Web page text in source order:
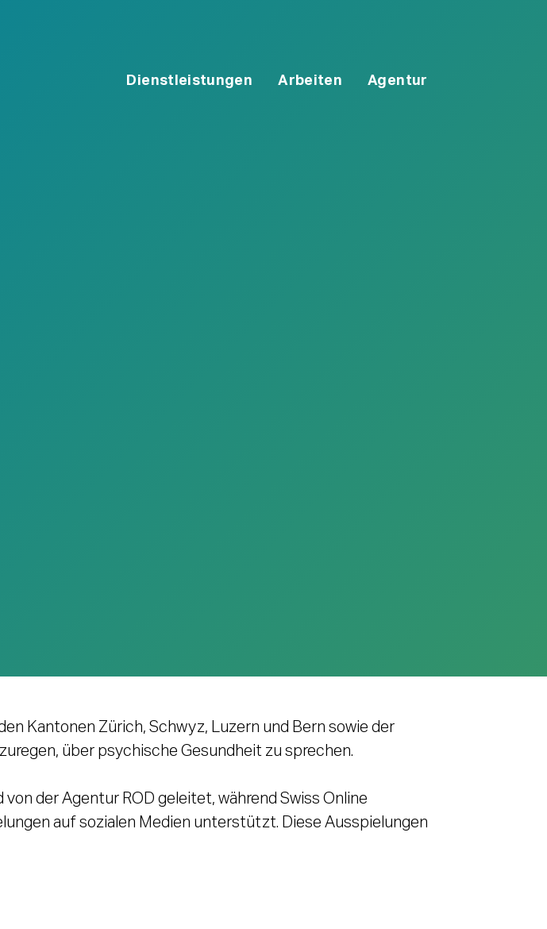
Dienstleistungen Arbeiten Agentur
Kantonen Zürich, Schwyz, Luzern und Bern sowie der
über psychische Gesundheit zu sprechen.
der Agentur ROD geleitet, während Swiss Online
auf sozialen Medien unterstützt. Diese Ausspielungen